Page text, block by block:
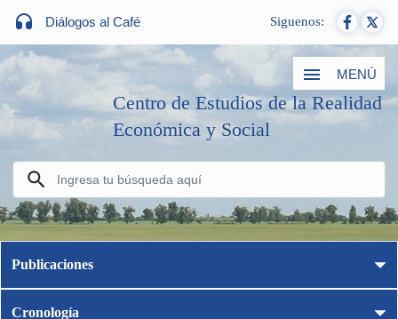
Diálogos al Café Siguenos:
MENÚ
Centro de Estudios de la Realidad
Económica y Social
Publicaciones
Cronología